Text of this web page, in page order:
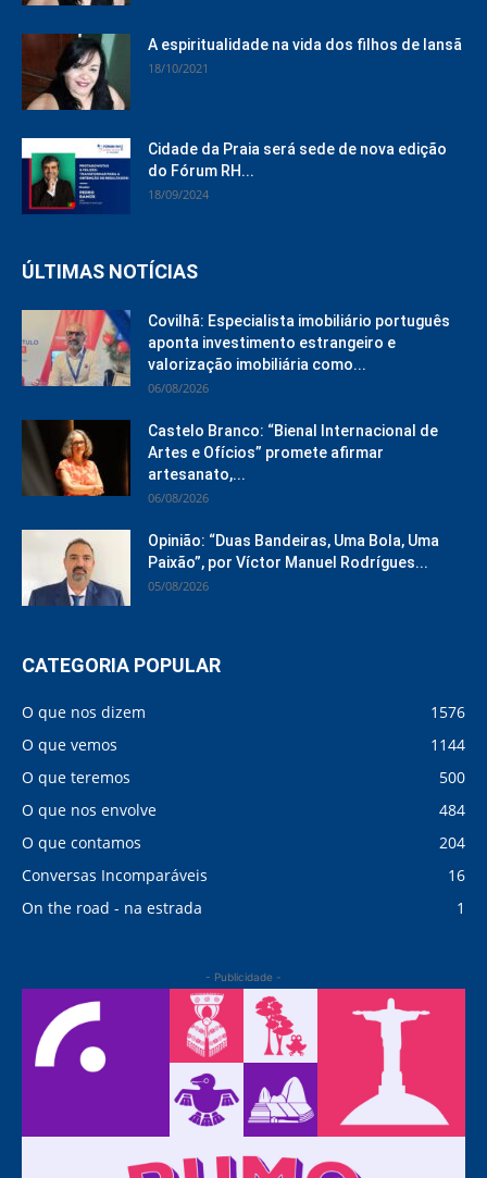
A espiritualidade na vida dos filhos de Iansã
18/10/2021
Cidade da Praia será sede de nova edição
do Fórum RH...
18/09/2024
ÚLTIMAS NOTÍCIAS
Covilhã: Especialista imobiliário português
aponta investimento estrangeiro e
valorização imobiliária como...
06/08/2026
Castelo Branco: “Bienal Internacional de
Artes e Ofícios” promete afirmar
artesanato,...
06/08/2026
Opinião: “Duas Bandeiras, Uma Bola, Uma
Paixão”, por Víctor Manuel Rodrígues...
05/08/2026
CATEGORIA POPULAR
O que nos dizem
1576
O que vemos
1144
O que teremos
500
O que nos envolve
484
O que contamos
204
Conversas Incomparáveis
16
On the road - na estrada
1
- Publicidade -